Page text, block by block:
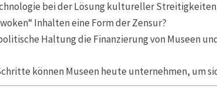
bei der Lösung kultureller Streitigkeiten
Inhalten eine Form der Zensur?
Haltung die Finanzierung von Museen
können Museen heute unternehmen, um